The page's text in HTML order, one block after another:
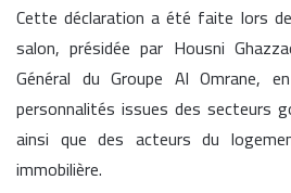
Cette déclaration a été faite lors
salon, présidée par Housni
Général du Groupe Al Omrane,
personnalités issues des secteurs
ainsi que des acteurs du
immobilière.